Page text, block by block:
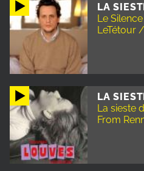
LA
Le
LeTétour
LA
La sieste
From